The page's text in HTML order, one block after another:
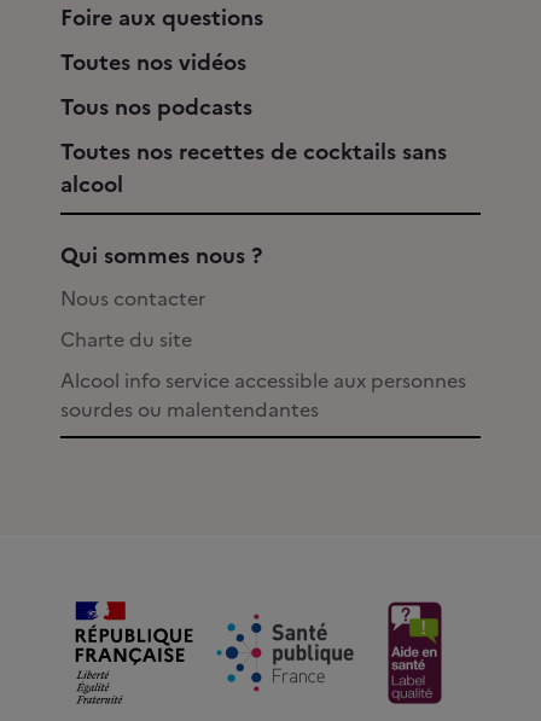
Foire aux questions
Toutes nos vidéos
Tous nos podcasts
Toutes nos recettes de cocktails sans
alcool
Qui sommes nous ?
Nous contacter
Charte du site
Alcool info service accessible aux personnes
sourdes ou malentendantes